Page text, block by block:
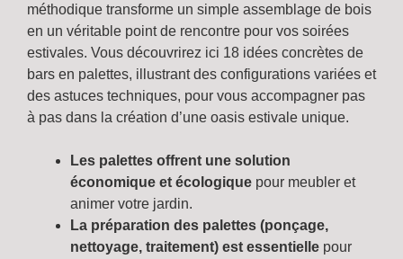
méthodique transforme un simple assemblage de bois
en un véritable point de rencontre pour vos soirées
estivales. Vous découvrirez ici 18 idées concrètes de
bars en palettes, illustrant des configurations variées et
des astuces techniques, pour vous accompagner pas
à pas dans la création d’une oasis estivale unique.
Les palettes offrent une solution
économique et écologique pour meubler et
animer votre jardin.
La préparation des palettes (ponçage,
nettoyage, traitement) est essentielle pour